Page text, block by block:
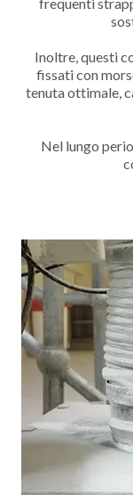
Inoltre, questi
fissati con
tenuta ottimale,
Nel lungo